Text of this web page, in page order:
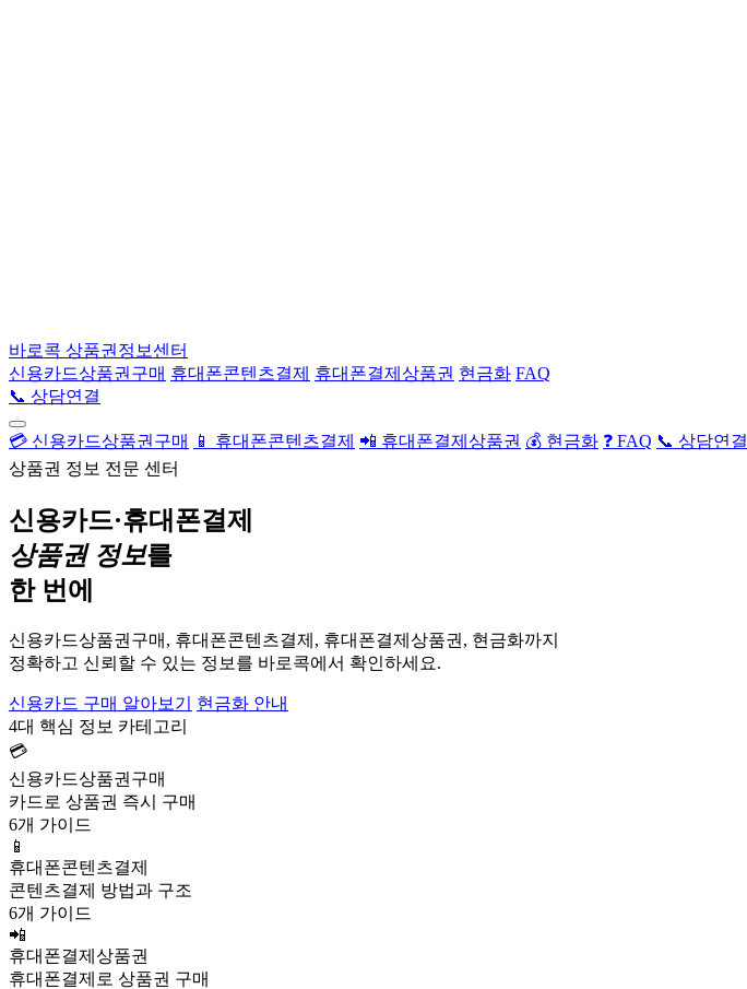
바로콕 상품권정보센터
신용카드상품권구매 휴대폰콘텐츠결제 휴대폰결제상품권 현금화 FAQ
📞 상담연결
💳 신용카드상품권구매 📱 휴대폰콘텐츠결제 📲 휴대폰결제상품권 💰 현금화 ❓ FAQ 📞 상담연결
상품권 정보 전문 센터
신용카드·휴대폰결제
상품권 정보를
한 번에
신용카드상품권구매, 휴대폰콘텐츠결제, 휴대폰결제상품권, 현금화까지
정확하고 신뢰할 수 있는 정보를 바로콕에서 확인하세요.
신용카드 구매 알아보기
현금화 안내
4대 핵심 정보 카테고리
💳
신용카드상품권구매
카드로 상품권 즉시 구매
6개 가이드
📱
휴대폰콘텐츠결제
콘텐츠결제 방법과 구조
6개 가이드
📲
휴대폰결제상품권
휴대폰결제로 상품권 구매